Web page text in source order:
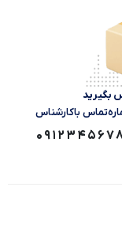
بگیرید
با‌کارشناس